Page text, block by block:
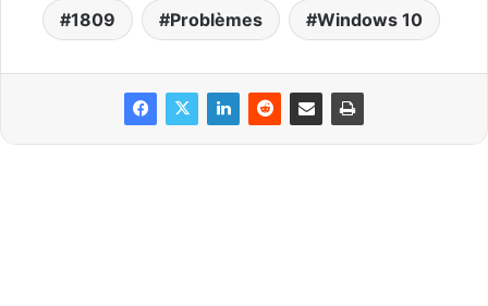
1809 Problèmes Windows 10